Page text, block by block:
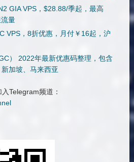
GIA VPS，$28.88/季起，最高
量
VPS，8折优惠，月付￥16起，沪
） 2022年最新优惠码整理，包含
加坡、马来西亚
Telegram频道：